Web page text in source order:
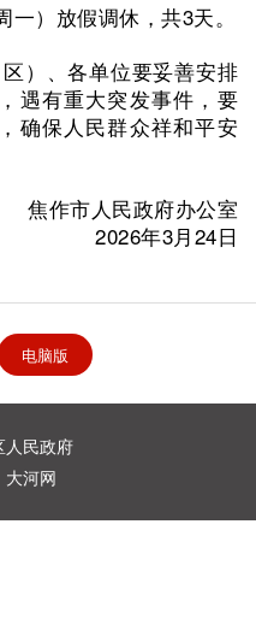
）放假调休，共3天。
）、各单位要妥善安排
遇有重大突发事件，要
确保人民群众祥和平安
焦作市人民政府办公室
2026年3月24日
电脑版
民政府
大河网